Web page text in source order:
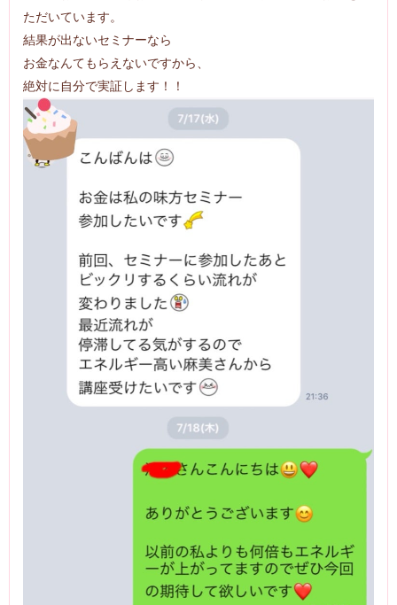
ただいています。
結果が出ないセミナーなら
お金なんてもらえないですから、
絶対に自分で実証します！！